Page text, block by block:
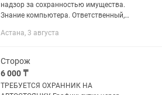
надзор за сохранностью имущества.
Знание компьютера. Ответственный,
трудоустройство, полный соц пакет.
Астана, 3 августа
Сторож
6 000 ₸
ТРЕБУЕТСЯ ОХРАННИК НА